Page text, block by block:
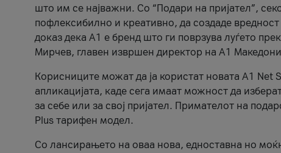
што им се најважни. Со “Подари на пријател”,
пофлексибилно и креативно, да создаде
доказ дека А1 е бренд што ги поврзува луѓето
Мирчев, главен извршен директор на А1
Корисниците можат да ја користат новата А1 Net
апликацијата, каде сега имаат можност да
за себе или за свој пријател. Примателот на
Plus тарифен модел.
Со лансирањето на оваа нова, едноставна но